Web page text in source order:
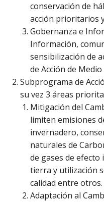
conservación de
acción prioritarios
Gobernanza e
Información,
sensibilización de
de Acción de
Subprograma de
su vez 3 áreas
Mitigación del
limiten emisiones
invernadero,
naturales de
de gases de
tierra y utilización
calidad entre otros.
Adaptación al